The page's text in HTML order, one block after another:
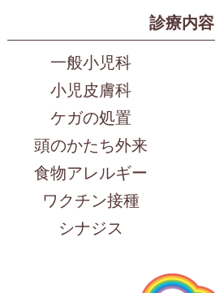
診療内容
一般小児科
小児皮膚科
ケガの処置
頭のかたち外来
食物アレルギー
ワクチン接種
シナジス